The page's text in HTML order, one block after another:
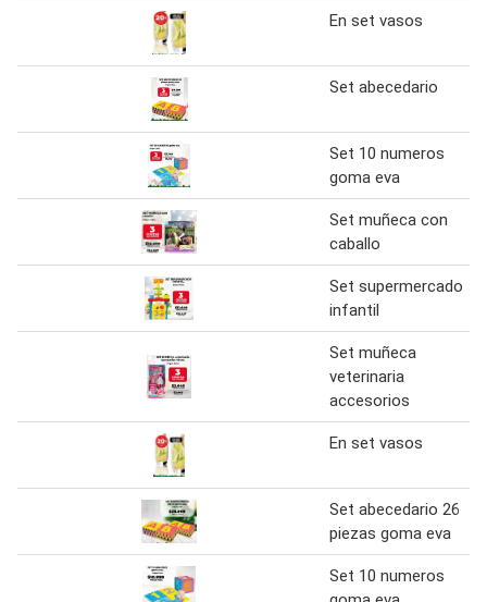
En set vasos
Set abecedario
Set 10 numeros
goma eva
Set muñeca con
caballo
Set supermercado
infantil
Set muñeca
veterinaria
accesorios
En set vasos
Set abecedario 26
piezas goma eva
Set 10 numeros